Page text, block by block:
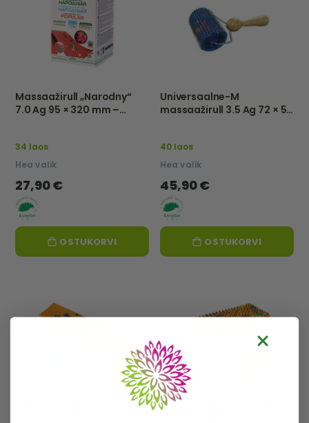
Massaažirull „Narodny“
7.0 Ag 95 × 320 mm –
34 laos
Hea valik
27,90 €
OSTUKORVI
Universaalne-M
massaažirull 3.5 Ag 72 × 51
40 laos
Hea valik
45,90 €
OSTUKORVI
Lyapko Sputnik 5.8 Ag 59
Tilluke aplikaator 36 mm x